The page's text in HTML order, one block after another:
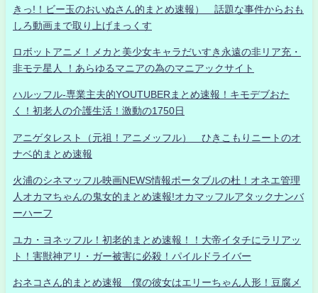
きっ!！ビー玉のおいぬさん的まとめ速報） 話題な事件からおも
しろ動画まで取り上げまっくす
ロボットアニメ！メカと美少女キャラだいすき永遠の非リア充・
非モテ星人 ！あらゆるマニアの為のマニアックサイト
ハルッフル-専業主夫的YOUTUBERまとめ速報！キモデブおた
く！初老人の介護生活！激動の1750日
アニゲタレスト（元祖！アニメッフル） ひきこもりニートのオ
ナベ的まとめ速報
火浦のシネマッフル映画NEWS情報ポータブルの杜！オネエ管理
人オカマちゃんの鬼女的まとめ速報!オカマッフルアタックナンバ
ーハーフ
ユカ・ヨネッフル！初老的まとめ速報！！大帝イタチにラリアッ
ト！害獣神アリ・ガー被害に必殺！パイルドライバー
おネコさん的まとめ速報 僕の彼女はエリーちゃん人形！豆腐メ